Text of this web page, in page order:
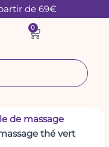
de 69€
0
Panier
de massage
thé vert